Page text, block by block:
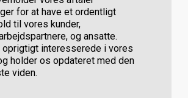
for at have et ordentligt
til vores kunder,
og ansatte.
oprigtigt interesserede i vores
holder os opdateret med den
viden.